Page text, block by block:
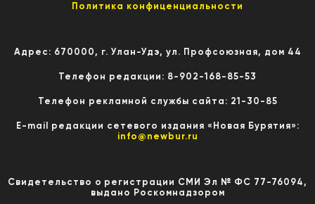
Политика конфиценциальности
Адрес: 670000, г. Улан-Удэ, ул. Профсоюзная, дом 44
Телефон редакции: 8-902-168-85-53
Телефон рекламной службы сайта: 21-30-85
E-mail редакции сетевого издания «Новая Бурятия»:
info@newbur.ru
Свидетельство о регистрации СМИ Эл № ФС 77-76094,
выдано Роскомнадзором